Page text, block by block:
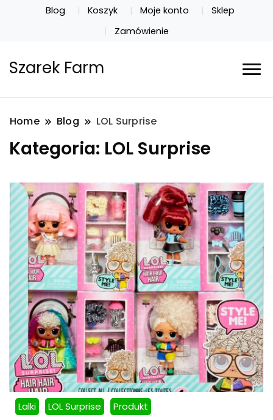
Blog Koszyk Moje konto
Sklep
Zamówienie
Szarek Farm
Home Blog LOL Surprise
Kategoria: LOL Surprise
Lalki LOL Surprise Produkt